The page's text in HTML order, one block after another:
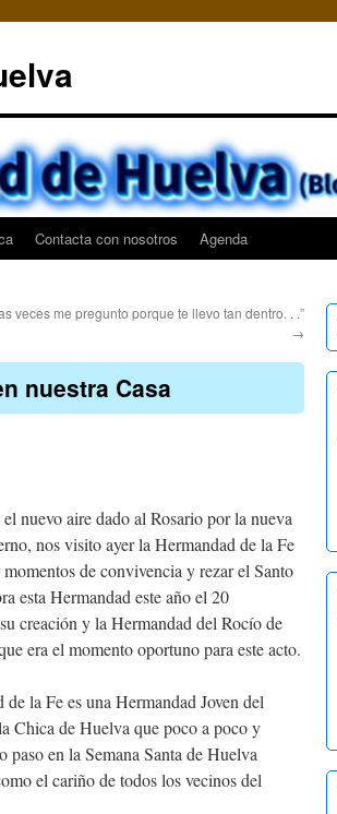
Contacta con nosotros Agenda
veces me pregunto porque te llevo tan dentro. . .”
→
nuestra Casa
nuevo aire dado al Rosario por la nueva
nos visito ayer la Hermandad de la Fe
de convivencia y rezar el Santo
esta Hermandad este año el 20
creación y la Hermandad del Rocío de
era el momento oportuno para este acto.
la Fe es una Hermandad Joven del
Chica de Huelva que poco a poco y
paso en la Semana Santa de Huelva
el cariño de todos los vecinos del